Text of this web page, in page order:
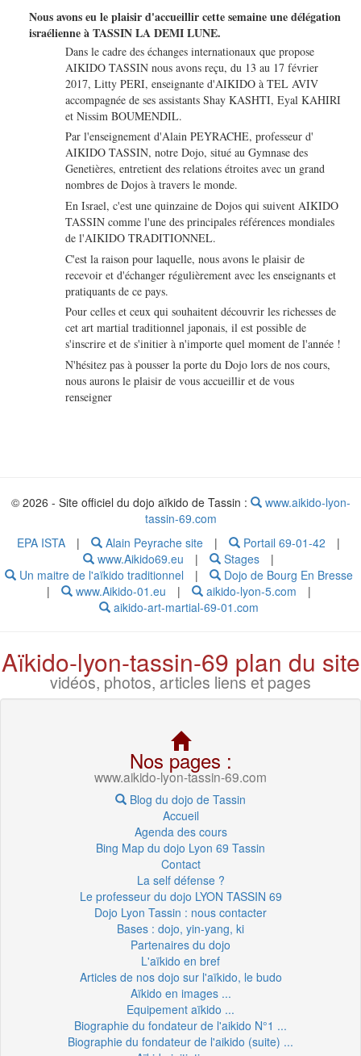
Nous avons eu le plaisir d'accueillir cette semaine une délégation
israélienne à TASSIN LA DEMI LUNE.
Dans le cadre des échanges internationaux que propose
AIKIDO TASSIN nous avons reçu, du 13 au 17 février
2017, Litty PERI, enseignante d'AIKIDO à TEL AVIV
accompagnée de ses assistants Shay KASHTI, Eyal KAHIRI
et Nissim BOUMENDIL.
Par l'enseignement d'Alain PEYRACHE, professeur d'
AIKIDO TASSIN, notre Dojo, situé au Gymnase des
Genetières, entretient des relations étroites avec un grand
nombres de Dojos à travers le monde.
En Israel, c'est une quinzaine de Dojos qui suivent AIKIDO
TASSIN comme l'une des principales références mondiales
de l'AIKIDO TRADITIONNEL.
C'est la raison pour laquelle, nous avons le plaisir de
recevoir et d'échanger régulièrement avec les enseignants et
pratiquants de ce pays.
Pour celles et ceux qui souhaitent découvrir les richesses de
cet art martial traditionnel japonais, il est possible de
s'inscrire et de s'initier à n'importe quel moment de l'année !
N'hésitez pas à pousser la porte du Dojo lors de nos cours,
nous aurons le plaisir de vous accueillir et de vous
renseigner
© 2026 - Site officiel du dojo aïkido de Tassin :
www.aikido-lyon-
tassin-69.com
EPA ISTA
| Alain Peyrache site | Portail 69-01-42
|
www.Aikido69.eu
| Stages
|
Un maitre de l'aïkido traditionnel
|
Dojo de Bourg En Bresse
|
www.Aikido-01.eu | aikido-lyon-5.com
|
aikido-art-martial-69-01.com
Aïkido-lyon-tassin-69 plan du site
vidéos, photos, articles liens et pages
Nos pages :
www.aikido-lyon-tassin-69.com
Blog du dojo de Tassin
Accueil
Agenda des cours
Bing Map du dojo Lyon 69 Tassin
Contact
La self défense ?
Le professeur du dojo LYON TASSIN 69
Dojo Lyon Tassin : nous contacter
Bases : dojo, yin-yang, ki
Partenaires du dojo
L'aïkido en bref
Articles de nos dojo sur l'aïkido, le budo
Aïkido en images ...
Equipement aïkido ...
Biographie du fondateur de l'aikido N°1 ...
Biographie du fondateur de l'aikido (suite) ...